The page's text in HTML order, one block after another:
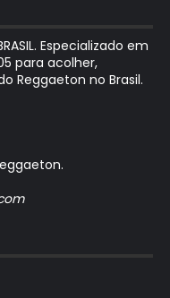
Especializado em
para acolher,
Reggaeton no Brasil.